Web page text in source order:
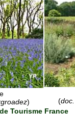
)
(
Tourisme France